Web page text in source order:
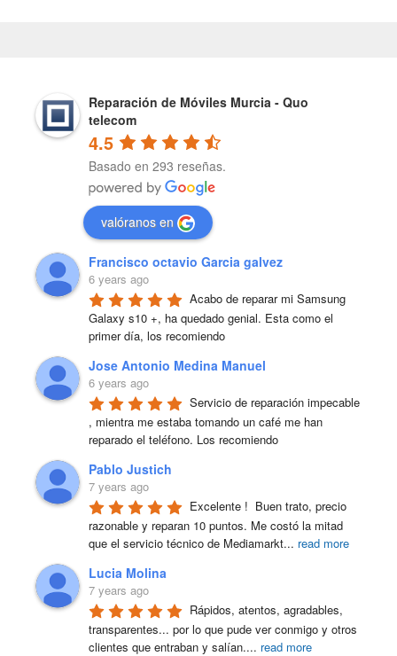
Reparación de Móviles Murcia - Quo
telecom
4.5
Basado en 293 reseñas.
valóranos en
Francisco octavio Garcia galvez
6 years ago
Acabo de reparar mi Samsung
Galaxy s10 +, ha quedado genial. Esta como el
primer día, los recomiendo
Jose Antonio Medina Manuel
6 years ago
Servicio de reparación impecable
, mientra me estaba tomando un café me han
reparado el teléfono. Los recomiendo
Pablo Justich
7 years ago
Excelente !  Buen trato, precio
razonable y reparan 10 puntos. Me costó la mitad
que el servicio técnico de Mediamarkt... read more
Lucia Molina
7 years ago
Rápidos, atentos, agradables,
transparentes... por lo que pude ver conmigo y otros
clientes que entraban y salían.... read more